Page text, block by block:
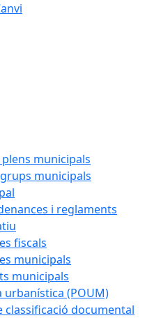
municipals
municipals
i reglaments
fiscals
municipals
municipals
urbanística (POUM)
classificació documental